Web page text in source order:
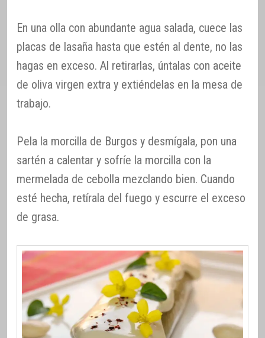
En una olla con abundante agua salada, cuece las
placas de lasaña hasta que estén al dente, no las
hagas en exceso. Al retirarlas, úntalas con aceite
de oliva virgen extra y extiéndelas en la mesa de
trabajo.
Pela la morcilla de Burgos y desmígala, pon una
sartén a calentar y sofríe la morcilla con la
mermelada de cebolla mezclando bien. Cuando
esté hecha, retírala del fuego y escurre el exceso
de grasa.